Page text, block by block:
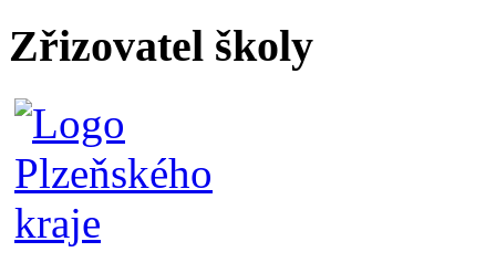
Zřizovatel školy